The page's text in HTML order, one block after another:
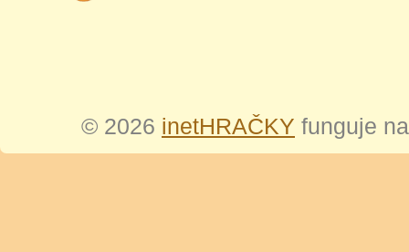
© 2026 inetHRAČKY funguje